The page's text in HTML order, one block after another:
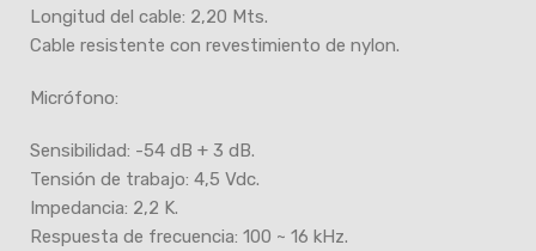
Longitud del cable: 2,20 Mts.
Cable resistente con revestimiento de nylon.
Micrófono:
Sensibilidad: -54 dB + 3 dB.
Tensión de trabajo: 4,5 Vdc.
Impedancia: 2,2 K.
Respuesta de frecuencia: 100 ~ 16 kHz.